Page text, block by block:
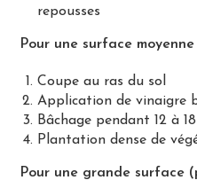
repousses
Pour une surface moyenne
Coupe au ras du sol
Application de vinaigre
Bâchage pendant 12 à
Plantation dense de
Pour une grande surface